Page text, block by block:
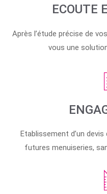
ECOUTE
Après l’étude précise de
vous une
Etablissement d’un
futures menuiseries,